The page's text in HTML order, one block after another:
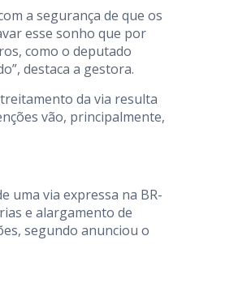
a segurança de que os
esse sonho que por
como o deputado
destaca a gestora.
da via resulta
vão, principalmente,
uma via expressa na BR-
e alargamento de
segundo anunciou o